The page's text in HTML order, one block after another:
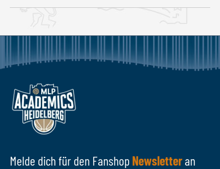
Melde dich für den Fanshop Newsletteran